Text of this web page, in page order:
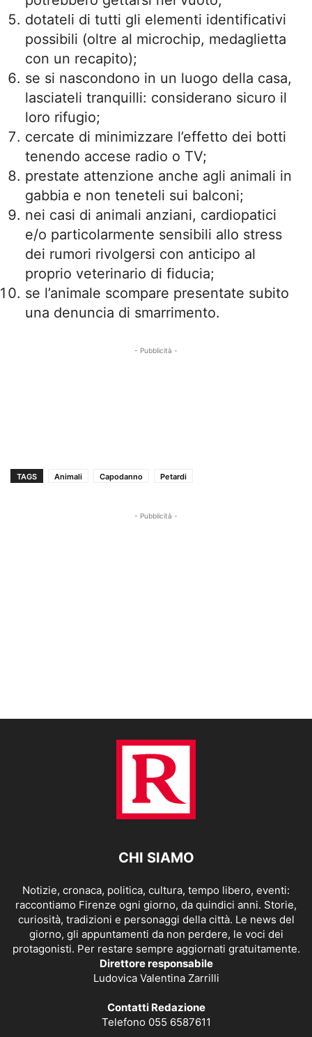
dotateli di tutti gli elementi identificativi
possibili (oltre al microchip, medaglietta
con un recapito);
se si nascondono in un luogo della casa,
lasciateli tranquilli: considerano sicuro il
loro rifugio;
cercate di minimizzare l’effetto dei botti
tenendo accese radio o TV;
prestate attenzione anche agli animali in
gabbia e non teneteli sui balconi;
nei casi di animali anziani, cardiopatici
e/o particolarmente sensibili allo stress
dei rumori rivolgersi con anticipo al
proprio veterinario di fiducia;
se l’animale scompare presentate subito
una denuncia di smarrimento.
- Pubblicità -
TAGS Animali Capodanno Petardi
- Pubblicità -
CHI SIAMO
Notizie, cronaca, politica, cultura, tempo libero, eventi:
raccontiamo Firenze ogni giorno, da quindici anni. Storie,
curiosità, tradizioni e personaggi della città. Le news del
giorno, gli appuntamenti da non perdere, le voci dei
protagonisti. Per restare sempre aggiornati gratuitamente.
Direttore responsabile
Ludovica Valentina Zarrilli
Contatti Redazione
Telefono 055 6587611